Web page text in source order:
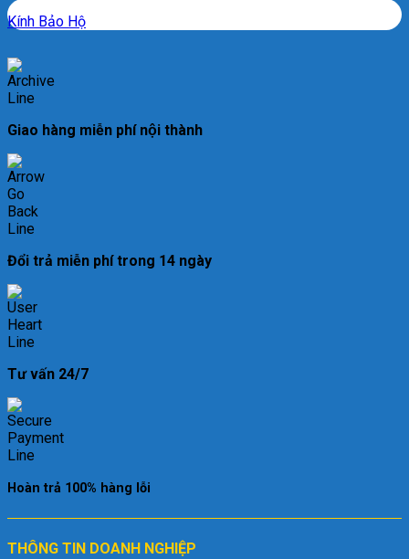
Kính Bảo Hộ
Giao hàng miễn phí nội thành
Đổi trả miễn phí trong 14 ngày
Tư vấn 24/7
Hoàn trả 100% hàng lỗi
THÔNG TIN DOANH NGHIỆP